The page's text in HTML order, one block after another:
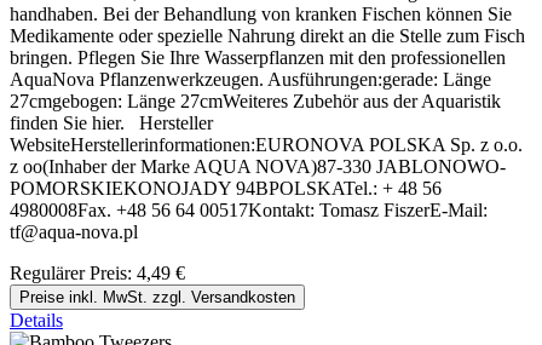
handhaben. Bei der Behandlung von kranken Fischen können Sie
Medikamente oder spezielle Nahrung direkt an die Stelle zum Fisch
bringen. Pflegen Sie Ihre Wasserpflanzen mit den professionellen
AquaNova Pflanzenwerkzeugen. Ausführungen:gerade: Länge
27cmgebogen: Länge 27cmWeiteres Zubehör aus der Aquaristik
finden Sie hier. Hersteller
WebsiteHerstellerinformationen:EURONOVA POLSKA Sp. z o.o.
z oo(Inhaber der Marke AQUA NOVA)87-330 JABLONOWO-
POMORSKIEKONOJADY 94BPOLSKATel.: + 48 56
4980008Fax. +48 56 64 00517Kontakt: Tomasz FiszerE-Mail:
tf@aqua-nova.pl
Regulärer Preis: 4,49 €
Preise inkl. MwSt. zzgl. Versandkosten
Details